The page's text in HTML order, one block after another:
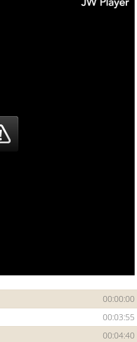
00:00:00
00:03:55
00:04:40